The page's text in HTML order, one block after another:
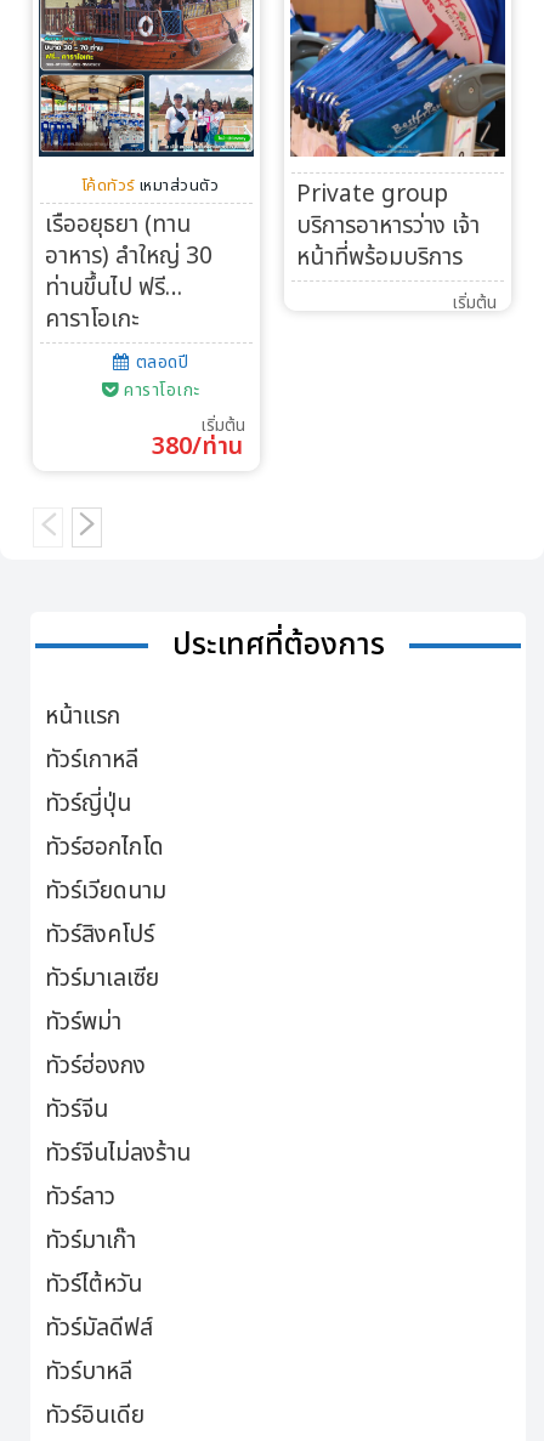
โค้ดทัวร์ เหมาส่วนตัว
เรืออยุธยา (ทาน
อาหาร) ลำใหญ่ 30
ท่านขึ้นไป ฟรี…
คาราโอเกะ
ตลอดปี
คาราโอเกะ
เริ่มต้น
380/ท่าน
Private group
บริการอาหารว่าง เจ้า
หน้าที่พร้อมบริการ
เริ่มต้น
ประเทศที่ต้องการ
หน้าแรก
ทัวร์เกาหลี
ทัวร์ญี่ปุ่น
ทัวร์ฮอกไกโด
ทัวร์เวียดนาม
ทัวร์สิงคโปร์
ทัวร์มาเลเซีย
ทัวร์พม่า
ทัวร์ฮ่องกง
ทัวร์จีน
ทัวร์จีนไม่ลงร้าน
ทัวร์ลาว
ทัวร์มาเก๊า
ทัวร์ไต้หวัน
ทัวร์มัลดีฟส์
ทัวร์บาหลี
ทัวร์อินเดีย